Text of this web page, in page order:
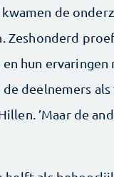
de
Zeshonderd
hun ervaringen
deelnemers
’Maar de